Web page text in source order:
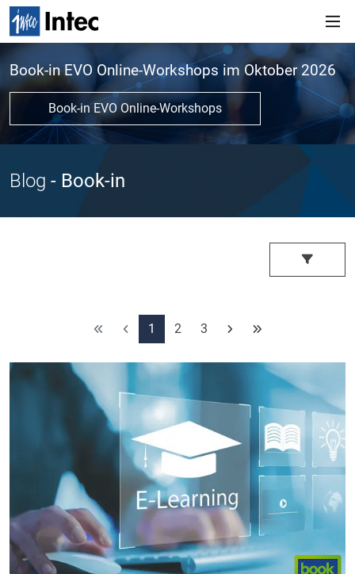
Book-in EVO Online-Workshops im Oktober 2026
Book-in EVO Online-Workshops
Blog - Book-in
1 2 3